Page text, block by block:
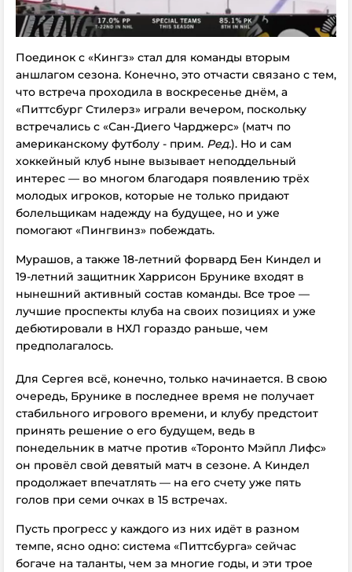
Поединок с «Кингз» стал для команды вторым
аншлагом сезона. Конечно, это отчасти связано с тем,
что встреча проходила в воскресенье днём, а
«Питтсбург Стилерз» играли вечером, поскольку
встречались с «Сан-Диего Чарджерс» (матч по
американскому футболу - прим. Ред.). Но и сам
хоккейный клуб ныне вызывает неподдельный
интерес — во многом благодаря появлению трёх
молодых игроков, которые не только придают
болельщикам надежду на будущее, но и уже
помогают «Пингвинз» побеждать.
Мурашов, а также 18-летний форвард Бен Киндел и
19-летний защитник Харрисон Брунике входят в
нынешний активный состав команды. Все трое —
лучшие проспекты клуба на своих позициях и уже
дебютировали в НХЛ гораздо раньше, чем
предполагалось.
Для Сергея всё, конечно, только начинается. В свою
очередь, Брунике в последнее время не получает
стабильного игрового времени, и клубу предстоит
принять решение о его будущем, ведь в
понедельник в матче против «Торонто Мэйпл Лифс»
он провёл свой девятый матч в сезоне. А Киндел
продолжает впечатлять — на его счету уже пять
голов при семи очках в 15 встречах.
Пусть прогресс у каждого из них идёт в разном
темпе, ясно одно: система «Питтсбурга» сейчас
богаче на таланты, чем за многие годы, и эти трое